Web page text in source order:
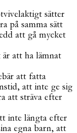
sätter
på samma sätt
att gå mycket
att ha lämnat
att fatta
att inte ge sig
att sträva efter
inte längta efter
egna barn, att